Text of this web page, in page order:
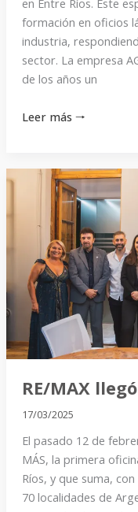
en Entre Ríos. Este
formación en oficios
industria,
sector. La empresa
de los años un
Leer más 🠒
RE/MAX
17/03/2025
El pasado 12 de
MÁS, la primera
Ríos, y que suma,
70 localidades de
RE/MAX
Paraná